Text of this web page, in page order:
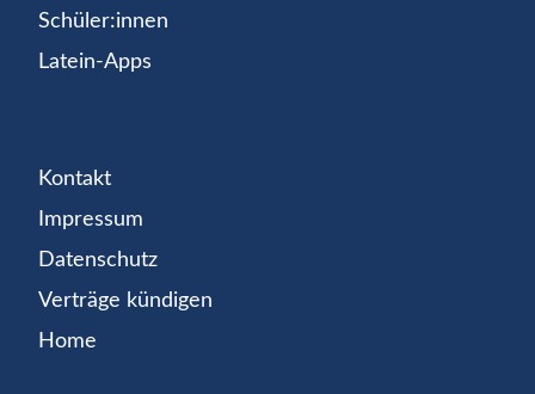
Schüler:innen
Latein-Apps
Kontakt
Impressum
Datenschutz
Verträge kündigen
Home